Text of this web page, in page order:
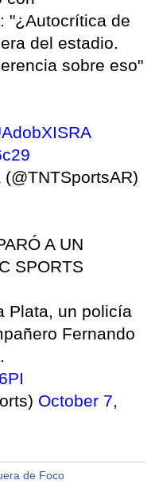
: "¿Autocrítica de
del estadio.
sobre eso"
A UN
SPORTS
Plata, un policía
Fernando
October 7,
de Foco